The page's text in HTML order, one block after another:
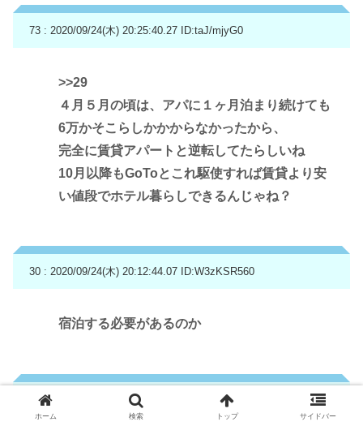
73 : 2020/09/24(木) 20:25:40.27 ID:taJ/mjyG0
>>29
４月５月の頃は、アパに１ヶ月泊まり続けても
6万かそこらしかかからなかったから、
完全に賃貸アパートと逆転してたらしいね
10月以降もGoToとこれ駆使すれば賃貸より安
い値段でホテル暮らしできるんじゃね？
30 : 2020/09/24(木) 20:12:44.07 ID:W3zKSR560
宿泊する必要があるのか
31 : 2020/09/24(木) 20:12:47.20 ID:T4LfxlFh0
ホーム 検索 トップ サイドバー